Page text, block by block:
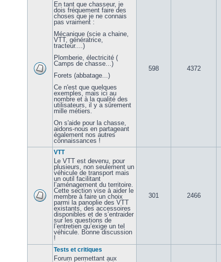
En tant que chasseur, je
dois fréquement faire des
choses que je ne connais
pas vraiment :
Mécanique (scie a chaine,
VTT, génératrice,
tracteur....)
Plomberie, électricité (
Camps de chasse...)
Forets (abbatage...)
Ce n'est que quelques
exemples, mais ici au
nombre et à la qualité des
utilisateurs, il y a sûrement
mille métiers.
On s'aide pour la chasse,
aidons-nous en partageant
également nos autres
connaissances !
598 4372
VTT
Le VTT est devenu, pour
plusieurs, non seulement un
véhicule de transport mais
un outil facilitant
l’aménagement du territoire.
Cette section vise à aider le
membre à faire un choix
parmi la panoplie des VTT
existants, des accessoires
disponibles et de s’entraider
sur les questions de
l’entretien qu’exige un tel
véhicule. Bonne discussion
!
301 2466
Tests et critiques
Forum permettant aux